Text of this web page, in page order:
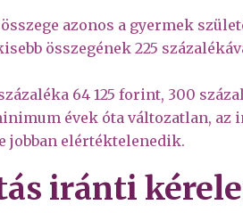
azonos a gyermek
összegének 225
64 125 forint, 300
évek óta változatlan, az
jobban elértéktelenedik.
iránti